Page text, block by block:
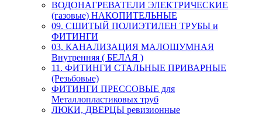
ВОДОНАГРЕВАТЕЛИ ЭЛЕКТРИЧЕСКИЕ
(газовые) НАКОПИТЕЛЬНЫЕ
09. СШИТЫЙ ПОЛИЭТИЛЕН ТРУБЫ и
ФИТИНГИ
03. КАНАЛИЗАЦИЯ МАЛОШУМНАЯ
Внутренняя ( БЕЛАЯ )
11. ФИТИНГИ СТАЛЬНЫЕ ПРИВАРНЫЕ
(Резьбовые)
ФИТИНГИ ПРЕССОВЫЕ для
Металлопластиковых труб
ЛЮКИ, ДВЕРЦЫ ревизионные